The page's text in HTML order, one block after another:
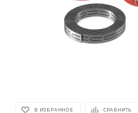
В ИЗБРАННОЕ СРАВНИТЬ